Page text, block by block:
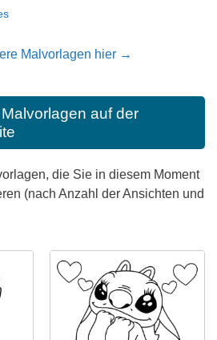
Malvorlagen hier →
auf der
die Sie in diesem Moment
(nach Anzahl der Ansichten und